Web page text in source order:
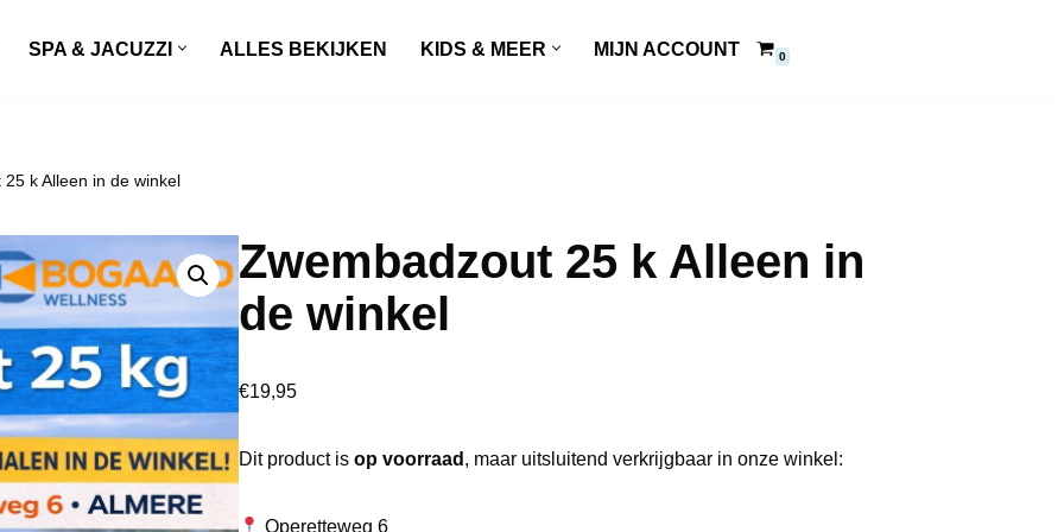
SPA & JACUZZI ALLES BEKIJKEN KIDS & MEER MIJN ACCOUNT 0
k Alleen in de winkel
Zwembadzout 25 k Alleen in
de winkel
€19,95
Dit product is op voorraad , maar uitsluitend verkrijgbaar in onze winkel:
Operetteweg 6